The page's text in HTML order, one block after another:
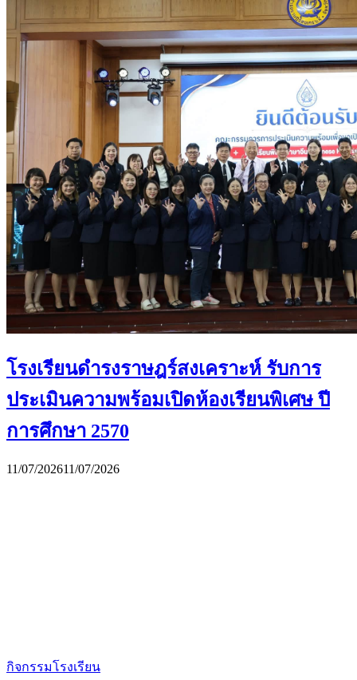
โรงเรียนดำรงราษฎร์สงเคราะห์ รับการ
ประเมินความพร้อมเปิดห้องเรียนพิเศษ ปี
การศึกษา 2570
11/07/202611/07/2026
กิจกรรมโรงเรียน